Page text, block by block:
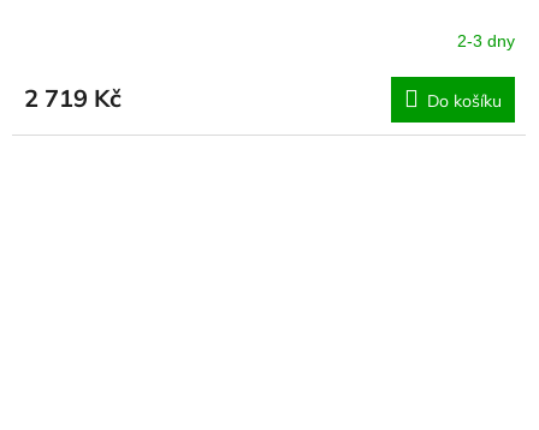
2-3 dny
2 719 Kč Do košíku